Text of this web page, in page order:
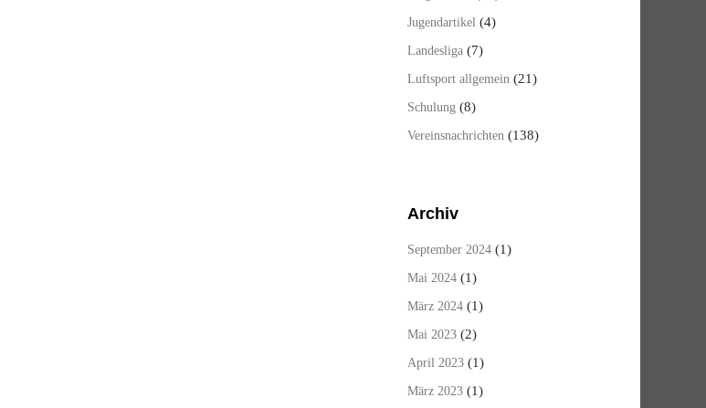
Jugendartikel (4)
Landesliga (7)
Luftsport allgemein (21)
Schulung (8)
Vereinsnachrichten (138)
Archiv
September 2024 (1)
Mai 2024 (1)
März 2024 (1)
Mai 2023 (2)
April 2023 (1)
März 2023 (1)